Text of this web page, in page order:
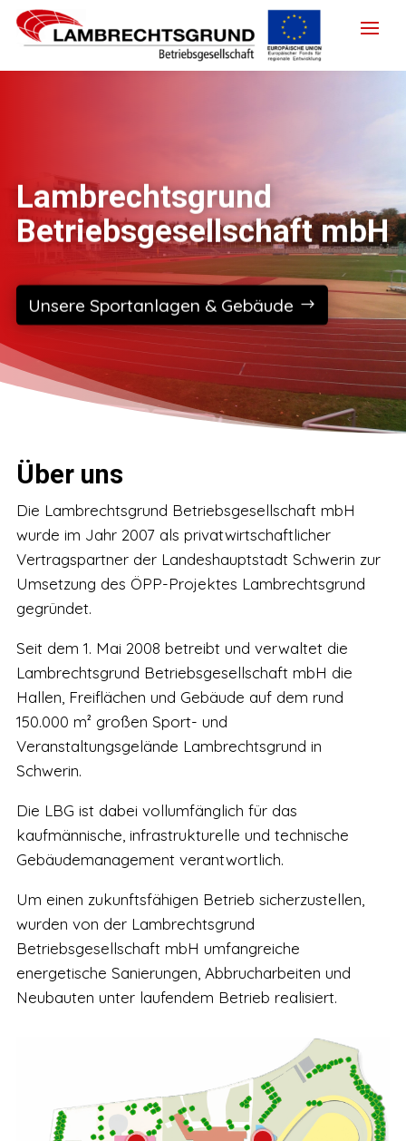
Lambrechtsgrund
Betriebsgesellschaft mbH
Unsere Sportanlagen & Gebäude
Über uns
Die Lambrechtsgrund Betriebsgesellschaft mbH
wurde im Jahr 2007 als privatwirtschaftlicher
Vertragspartner der Landeshauptstadt Schwerin zur
Umsetzung des ÖPP-Projektes Lambrechtsgrund
gegründet.
Seit dem 1. Mai 2008 betreibt und verwaltet die
Lambrechtsgrund Betriebsgesellschaft mbH die
Hallen, Freiflächen und Gebäude auf dem rund
150.000 m² großen Sport- und
Veranstaltungsgelände Lambrechtsgrund in
Schwerin.
Die LBG ist dabei vollumfänglich für das
kaufmännische, infrastrukturelle und technische
Gebäudemanagement verantwortlich.
Um einen zukunftsfähigen Betrieb sicherzustellen,
wurden von der Lambrechtsgrund
Betriebsgesellschaft mbH umfangreiche
energetische Sanierungen, Abbrucharbeiten und
Neubauten unter laufendem Betrieb realisiert.